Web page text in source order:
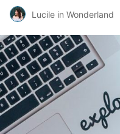
Lucile in Wonderland